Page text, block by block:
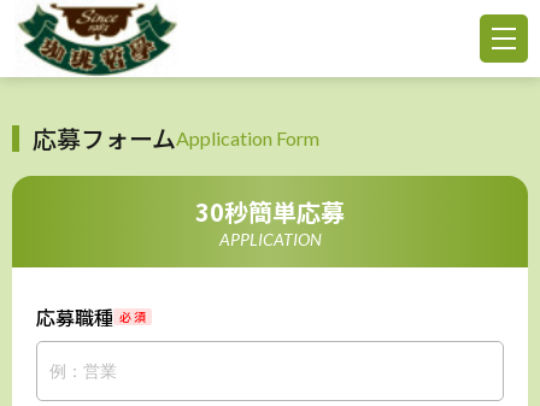
応募フォームApplication Form
30秒簡単応募
APPLICATION
応募職種 必 須